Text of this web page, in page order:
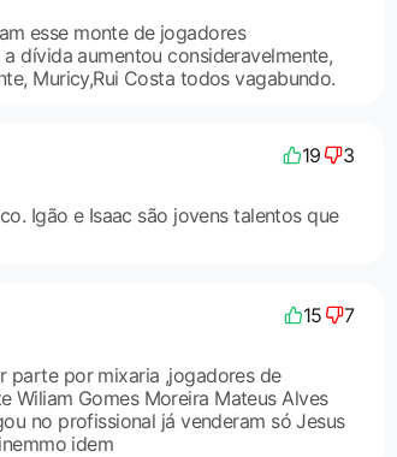
esse monte de jogadores
dívida aumentou consideravelmente,
Muricy,Rui Costa todos vagabundo.
19 3
Igão e Isaac são jovens talentos que
15 7
parte por mixaria ,jogadores de
Wiliam Gomes Moreira Mateus Alves
no profissional já venderam só Jesus
idem